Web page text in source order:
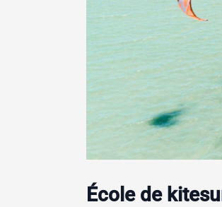
École de